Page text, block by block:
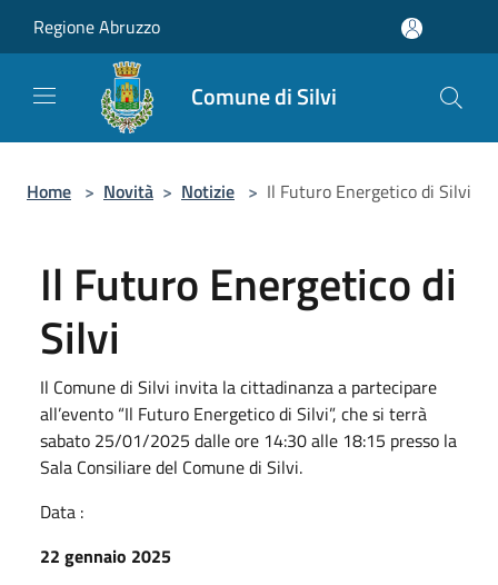
Regione Abruzzo
Comune di Silvi
Home > Novità > Notizie > Il Futuro Energetico di Silvi
Il Futuro Energetico di
Silvi
Il Comune di Silvi invita la cittadinanza a partecipare
all’evento “Il Futuro Energetico di Silvi”, che si terrà
sabato 25/01/2025 dalle ore 14:30 alle 18:15 presso la
Sala Consiliare del Comune di Silvi.
Data :
22 gennaio 2025